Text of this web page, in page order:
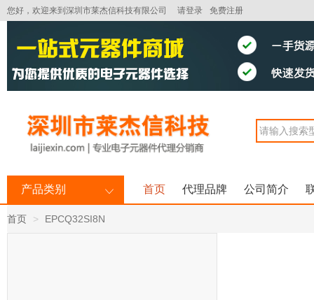
您好，欢迎来到深圳市莱杰信科技有限公司 请登录 免费注册
产品类别 首页 代理品牌 公司简介
首页 EPCQ32SI8N